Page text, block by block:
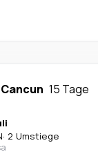
Cancun 15 Tage
· 2 Umstiege